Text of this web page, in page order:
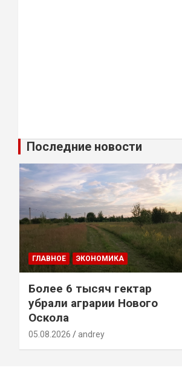
Последние новости
ГЛАВНОЕ ЭКОНОМИКА
Более 6 тысяч гектар
убрали аграрии Нового
Оскола
05.08.2026 andrey